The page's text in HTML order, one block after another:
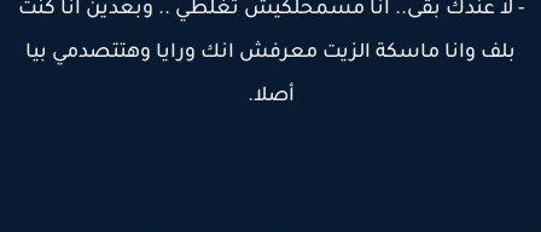
لا عندك بقى.. انا مسمحلكيش تغلطي .. وبعدين انا كنت
بلف وانا ماسكة الزيت معرفش انك ورايا وهتتصدمي بيا
أصلا.